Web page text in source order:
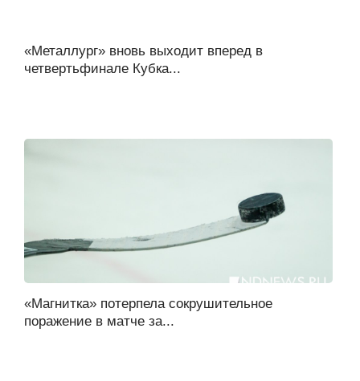
«Металлург» вновь выходит вперед в
четвертьфинале Кубка...
«Магнитка» потерпела сокрушительное
поражение в матче за...